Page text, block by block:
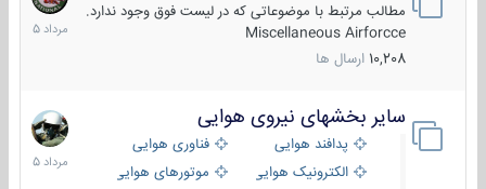
مطالب مرتبط با موضوعاتی که در لیست فوق وجود ندارد.
Miscellaneous Airforcce
10,208 ارسال ها
مرداد
1405
سایر بخشهای نیروی هوایی
پدافند هوایی
فناوری هوایی
الکترونیک هوایی
موتورهای هوایی
2
مرداد
1405